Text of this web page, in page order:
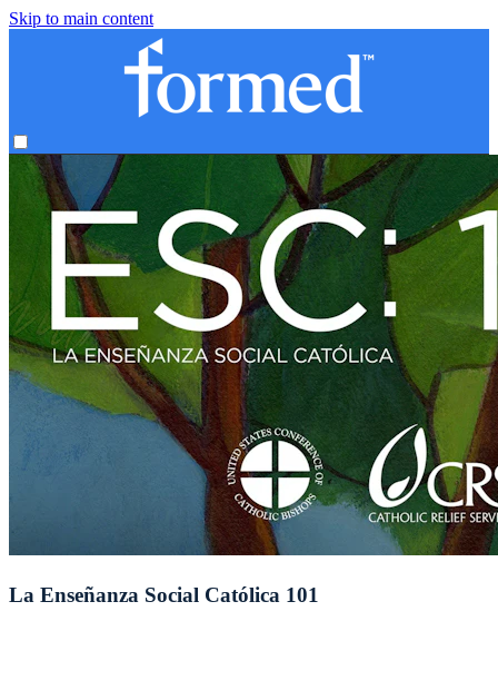
Skip to main content
La Enseñanza Social Católica 101